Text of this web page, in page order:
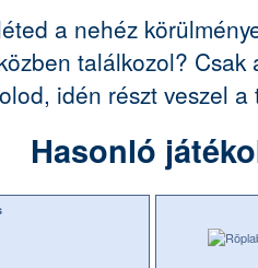
a nehéz
találkozol?
idén részt veszel a
Hasonló